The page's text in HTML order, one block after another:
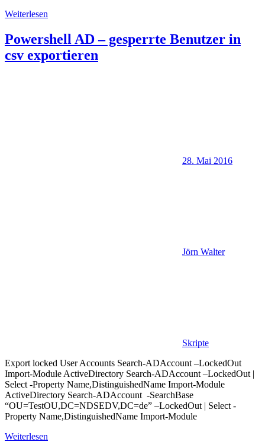
Weiterlesen
Powershell AD – gesperrte Benutzer in
csv exportieren
28. Mai 2016
Jörn Walter
Skripte
Export locked User Accounts Search-ADAccount –LockedOut
Import-Module ActiveDirectory Search-ADAccount –LockedOut |
Select -Property Name,DistinguishedName Import-Module
ActiveDirectory Search-ADAccount -SearchBase
“OU=TestOU,DC=NDSEDV,DC=de” –LockedOut | Select -
Property Name,DistinguishedName Import-Module
Weiterlesen